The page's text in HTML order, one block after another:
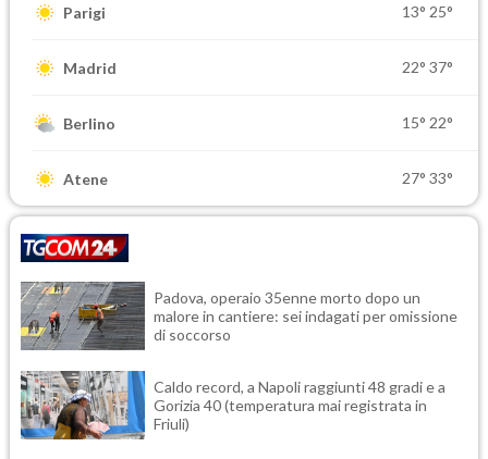
Parigi 13° 25°
Madrid 22° 37°
Berlino 15° 22°
Atene 27° 33°
Padova, operaio 35enne morto dopo un
malore in cantiere: sei indagati per omissione
di soccorso
Caldo record, a Napoli raggiunti 48 gradi e a
Gorizia 40 (temperatura mai registrata in
Friuli)